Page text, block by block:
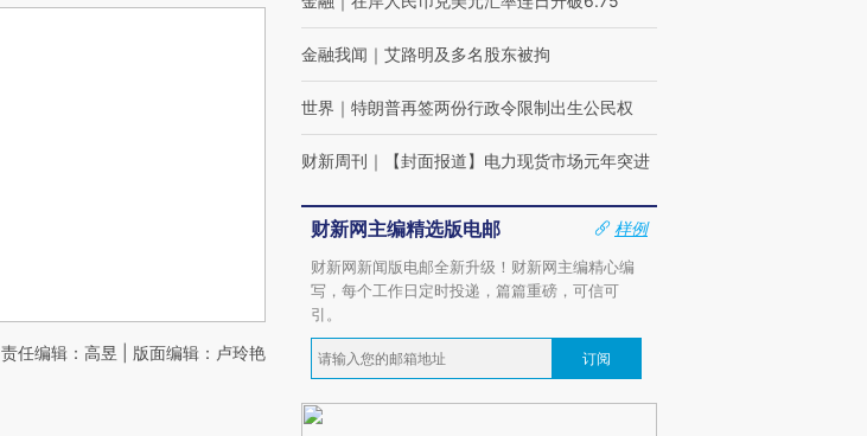
责任编辑：高昱 | 版面编辑：卢玲艳
金融我闻 ｜ 艾路明及多名股东被拘
世界 ｜ 特朗普再签两份行政令限制出生公民权
财新周刊 ｜ 【封面报道】电力现货市场元年突进
财新网主编精选版电邮
样例
财新网新闻版电邮全新升级！财新网主编精心编
写，每个工作日定时投递，篇篇重磅，可信可
引。
订阅